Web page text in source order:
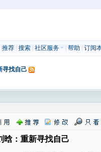
推荐| 搜索| 社区服务 帮助 订阅
寻找自己
晗：重新寻找自己